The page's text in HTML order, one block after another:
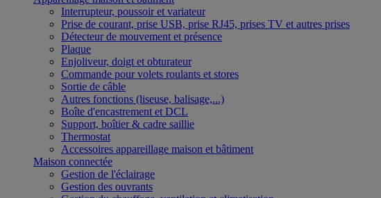
Interrupteur, poussoir et variateur
Prise de courant, prise USB, prise RJ45, prises TV et autres prises
Détecteur de mouvement et présence
Plaque
Enjoliveur, doigt et obturateur
Commande pour volets roulants et stores
Sortie de câble
Autres fonctions (liseuse, balisage,...)
Boîte d'encastrement et DCL
Support, boîtier & cadre saillie
Thermostat
Accessoires appareillage maison et bâtiment
Maison connectée
Gestion de l'éclairage
Gestion des ouvrants